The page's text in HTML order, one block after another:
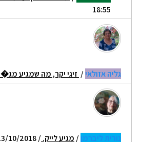
18:55
גליה אזולאי/ זיגי יקר, מה שמגיע מג�
נורית ליברמן/ מגיע לייק./ 13/10/2018 13:20